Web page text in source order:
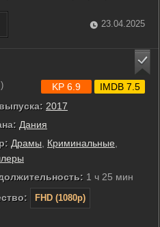
которой злейший враг –
пересекают местность,
23.04.2025
2017
Дания
Драмы Криминальные
1 ч 25 мин
FHD (1080p)
KP 6.9 IMDB 7.5